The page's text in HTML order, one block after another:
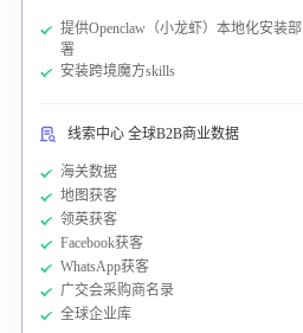
提供Openclaw（小龙虾）本地化安装部
署
安装跨境魔方skills
线索中心 全球B2B商业数据
海关数据
地图获客
领英获客
Facebook获客
WhatsApp获客
广交会采购商名录
全球企业库